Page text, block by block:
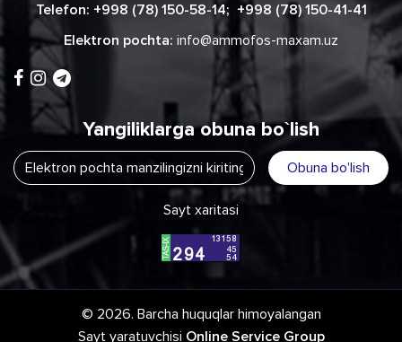
Telefon: +998 (78) 150-58-14; +998 (78) 150-41-41
Elektron pochta: info@ammofos-maxam.uz
Yangiliklarga obuna bo`lish
Obuna bo'lish
Sayt xaritasi
© 2026. Barcha huquqlar himoyalangan
Sayt yaratuvchisi Online Service Group